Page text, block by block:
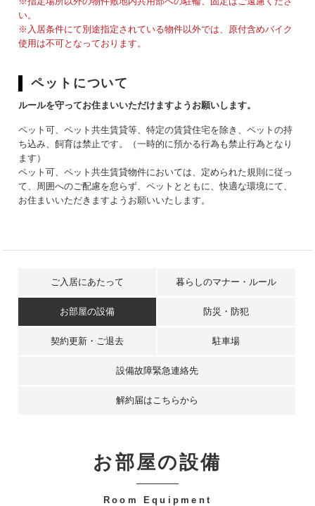
い。
※入居条件にて別途指定されている物件以外では、原付含めバイク
使用は不可となっております。
ペットについて
ルールを守ってお住まいいただけますようお願いします。
ペット可、ペット共生賃貸等、特定の賃貸住宅を除き、ペットの持
ち込み、飼育は禁止です。（一時的に預かる行為も禁止行為となり
ます）
ペット可、ペット共生賃貸物件においては、定められた規則に従っ
て、周囲へのご配慮を怠らず、ペットとともに、快適な環境にて、
お住まいいただきますようお願いいたします。
ご入居にあたって 暮らしのマナー・ルール
お部屋の設備 防災・防犯
契約更新・ご退去 駐車場
設備故障緊急連絡先
解約届はこちらから
お部屋の設備
-
Room Equipment